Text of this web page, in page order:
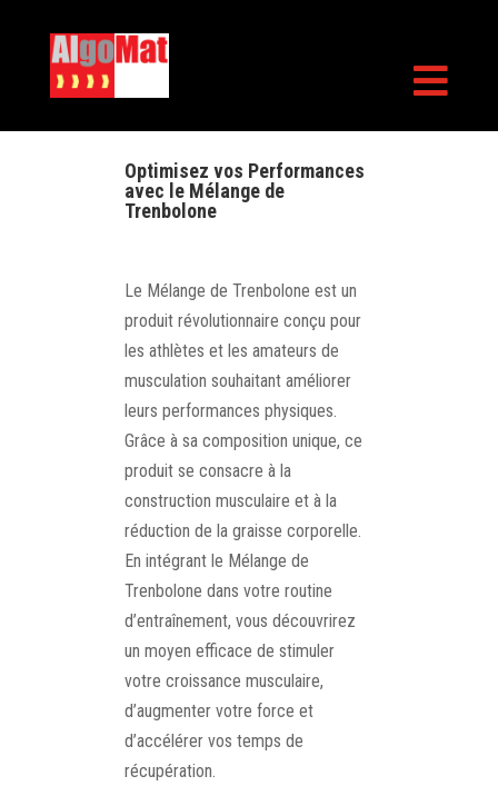

Optimisez vos Performances
avec le Mélange de
Trenbolone
Le Mélange de Trenbolone est un
produit révolutionnaire conçu pour
les athlètes et les amateurs de
musculation souhaitant améliorer
leurs performances physiques.
Grâce à sa composition unique, ce
produit se consacre à la
construction musculaire et à la
réduction de la graisse corporelle.
En intégrant le Mélange de
Trenbolone dans votre routine
d’entraînement, vous découvrirez
un moyen efficace de stimuler
votre croissance musculaire,
d’augmenter votre force et
d’accélérer vos temps de
récupération.